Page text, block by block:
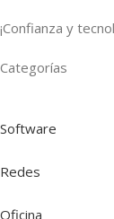
¡Confianza y
Categorías
Software
Redes
Oficina